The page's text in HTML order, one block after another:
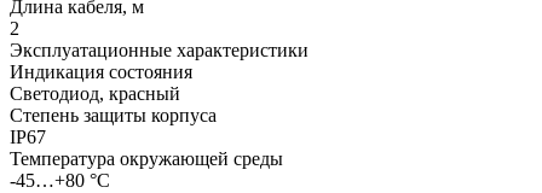
Длина кабеля, м
2
Эксплуатационные характеристики
Индикация состояния
Светодиод, красный
Степень защиты корпуса
IP67
Температура окружающей среды
-45…+80 °С